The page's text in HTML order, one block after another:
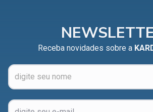
Receba novidades sobre a